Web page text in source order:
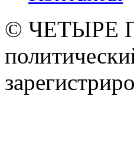
© ЧЕТЫРЕ